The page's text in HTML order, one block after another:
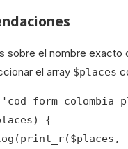
sobre el nombre exacto
el array $places
{